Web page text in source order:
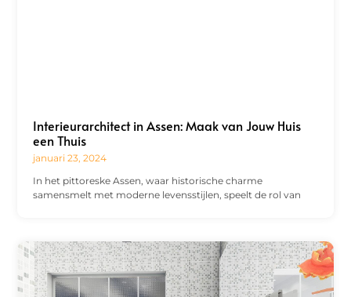
Interieurarchitect in Assen: Maak van Jouw Huis
een Thuis
januari 23, 2024
In het pittoreske Assen, waar historische charme
samensmelt met moderne levensstijlen, speelt de rol van